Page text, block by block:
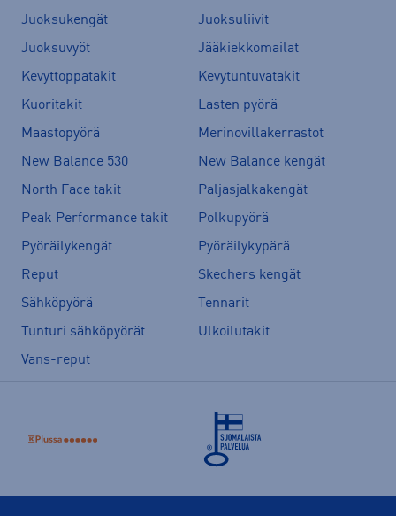
Juoksukengät
Juoksuliivit
Juoksuvyöt
Jääkiekkomailat
Kevyttoppatakit
Kevytuntuvatakit
Kuoritakit
Lasten pyörä
Maastopyörä
Merinovillakerrastot
New Balance 530
New Balance kengät
North Face takit
Paljasjalkakengät
Peak Performance takit
Polkupyörä
Pyöräilykengät
Pyöräilykypärä
Reput
Skechers kengät
Sähköpyörä
Tennarit
Tunturi sähköpyörät
Ulkoilutakit
Vans-reput